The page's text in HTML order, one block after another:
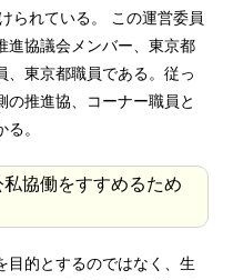
られている。 この運営委員
進協議会メンバー、東京都
、東京都職員である。従っ
の推進協、コーナー職員と
。
協働をすすめるため
目的とするのではなく、生